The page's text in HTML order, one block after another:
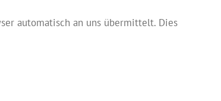
automatisch an uns übermittelt. Dies